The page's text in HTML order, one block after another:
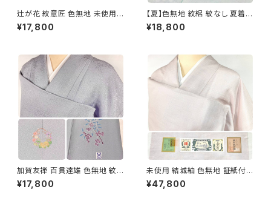
辻が花 紋意匠 色無地 未使用
正絹 一つ紋 ピンク 撫子色 101
1
¥17,800
【夏】色無地 紋絽 紋なし 夏着物
正絹 黄緑 水色 アイスブルー 12
39
¥18,800
加賀友禅 百貫達雄 色無地 紋意
匠 正絹 華紋 洒落紋 葡萄 紫 淡
藤色 1100
¥17,800
未使用 結城紬 色無地 証紙付き
紋なし トールサイズ 身幅有り
袷 正絹 ピンク 1367
¥47,800